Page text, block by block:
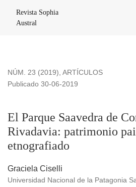
Revista Sophia
Austral
NÚM. 23 (2019), ARTÍCULOS
El Parque Saavedra de
Rivadavia: patrimonio
etnografiado
Publicado 30-06-2019
Graciela Ciselli
Universidad Nacional de la Patagonia